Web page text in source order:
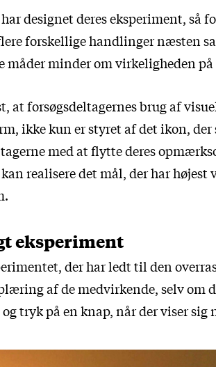
designet deres eksperiment, så
forskellige handlinger næsten
minder om virkeligheden på
at forsøgsdeltagernes brug af
ikke kun er styret af det ikon, der
med at flytte deres
realisere det mål, der har
eksperiment
der har ledt til den
af de medvirkende, selv om
tryk på en knap, når der viser sig